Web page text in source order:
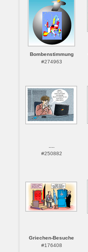
Bombenstimmung
#274963
#250882
Griechen-Besuche
#176408